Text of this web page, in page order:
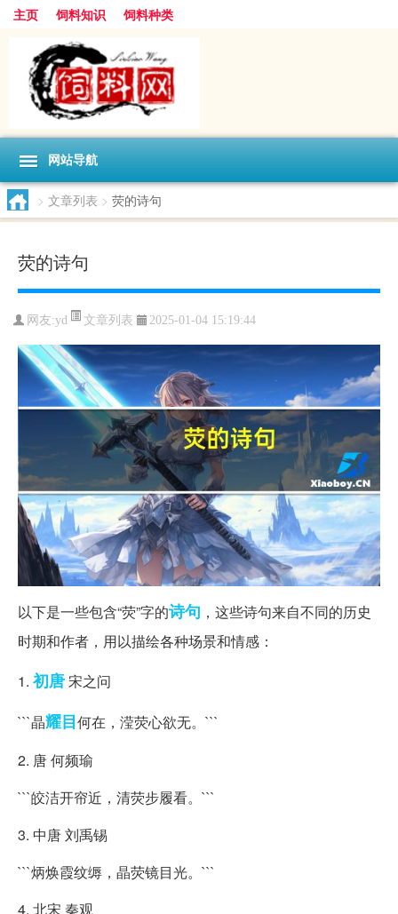
主页 饲料知识 饲料种类
网站导航
> 文章列表 > 荧的诗句
荧的诗句
网友:yd 文章列表 2025-01-04 15:19:44
以下是一些包含“荧”字的诗句 ，这些诗句来自不同的历史
时期和作者，用以描绘各种场景和情感：
1. 初唐宋之问
```晶耀目何在，滢荧心欲无。```
2. 唐 何频瑜
```皎洁开帘近，清荧步履看。```
3. 中唐 刘禹锡
```炳焕霞纹缛，晶荧镜目光。```
4. 北宋 秦观